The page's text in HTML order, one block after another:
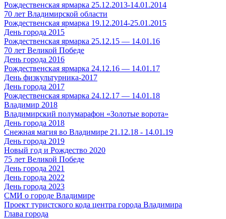
Рождественская ярмарка 25.12.2013-14.01.2014
70 лет Владимирской области
Рождественская ярмарка 19.12.2014-25.01.2015
День города 2015
Рождественская ярмарка 25.12.15 — 14.01.16
70 лет Великой Победе
День города 2016
Рождественская ярмарка 24.12.16 — 14.01.17
День физкультурника-2017
День города 2017
Рождественская ярмарка 24.12.17 — 14.01.18
Владимир 2018
Владимирский полумарафон «Золотые ворота»
День города 2018
Снежная магия во Владимире 21.12.18 - 14.01.19
День города 2019
Новый год и Рождество 2020
75 лет Великой Победе
День города 2021
День города 2022
День города 2023
СМИ о городе Владимире
Проект туристского кода центра города Владимира
Глава города